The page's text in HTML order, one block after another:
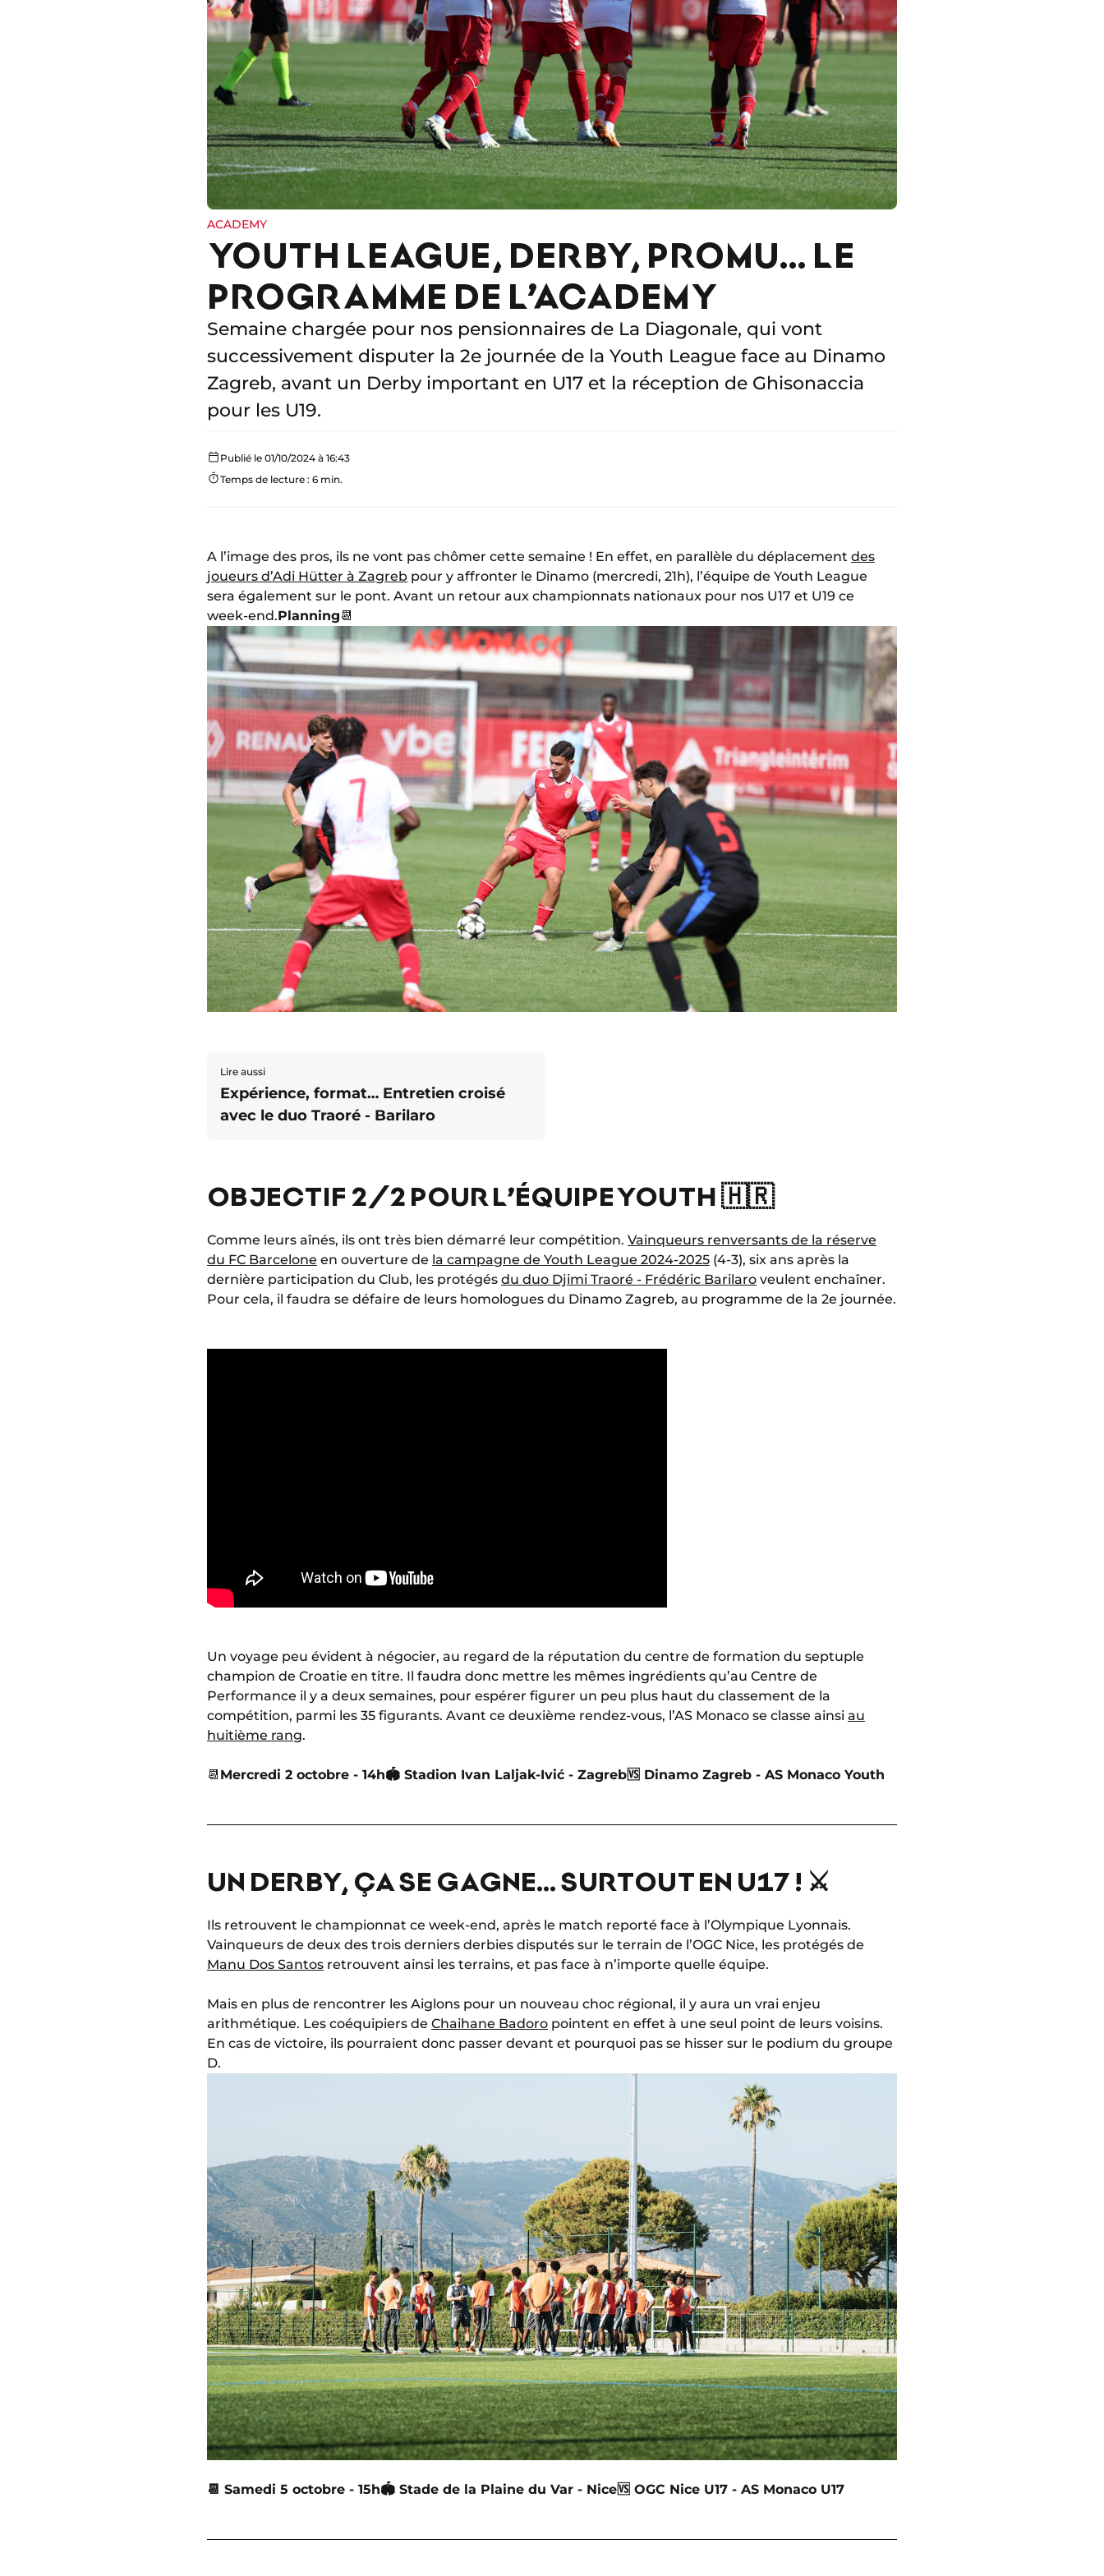
ACADEMY
YOUTH LEAGUE, DERBY, PROMU… LE
PROGRAMME DE L’ACADEMY
Semaine chargée pour nos pensionnaires de La Diagonale, qui vont
successivement disputer la 2e journée de la Youth League face au Dinamo
Zagreb, avant un Derby important en U17 et la réception de Ghisonaccia
pour les U19.
Publié le 01/10/2024 à 16:43
Temps de lecture : 6 min.
A l’image des pros, ils ne vont pas chômer cette semaine ! En effet, en parallèle du déplacement des
joueurs d’Adi Hütter à Zagreb pour y affronter le Dinamo (mercredi, 21h), l’équipe de Youth League
sera également sur le pont. Avant un retour aux championnats nationaux pour nos U17 et U19 ce
week-end.Planning📆
Lire aussi
Expérience, format… Entretien croisé
avec le duo Traoré - Barilaro
OBJECTIF 2/2 POUR L’ÉQUIPE YOUTH 🇭🇷
Comme leurs aînés, ils ont très bien démarré leur compétition. Vainqueurs renversants de la réserve
du FC Barcelone en ouverture de la campagne de Youth League 2024-2025 (4-3), six ans après la
dernière participation du Club, les protégés du duo Djimi Traoré - Frédéric Barilaro veulent enchaîner.
Pour cela, il faudra se défaire de leurs homologues du Dinamo Zagreb, au programme de la 2e journée.
Un voyage peu évident à négocier, au regard de la réputation du centre de formation du septuple
champion de Croatie en titre. Il faudra donc mettre les mêmes ingrédients qu’au Centre de
Performance il y a deux semaines, pour espérer figurer un peu plus haut du classement de la
compétition, parmi les 35 figurants. Avant ce deuxième rendez-vous, l’AS Monaco se classe ainsi au
huitième rang.
📆 Mercredi 2 octobre - 14h🏟 Stadion Ivan Laljak-Ivić - Zagreb🆚 Dinamo Zagreb - AS Monaco Youth
UN DERBY, ÇA SE GAGNE… SURTOUT EN U17 ! ⚔️
Ils retrouvent le championnat ce week-end, après le match reporté face à l’Olympique Lyonnais.
Vainqueurs de deux des trois derniers derbies disputés sur le terrain de l’OGC Nice, les protégés de
Manu Dos Santos retrouvent ainsi les terrains, et pas face à n’importe quelle équipe.
Mais en plus de rencontrer les Aiglons pour un nouveau choc régional, il y aura un vrai enjeu
arithmétique. Les coéquipiers de Chaihane Badoro pointent en effet à une seul point de leurs voisins.
En cas de victoire, ils pourraient donc passer devant et pourquoi pas se hisser sur le podium du groupe
D.
📆 Samedi 5 octobre - 15h🏟 Stade de la Plaine du Var - Nice🆚 OGC Nice U17 - AS Monaco U17